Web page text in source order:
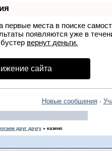
первые места в поиске
появляются уже в
вернут деньги.
сайта
Новые сообщения·
друг другу» казино